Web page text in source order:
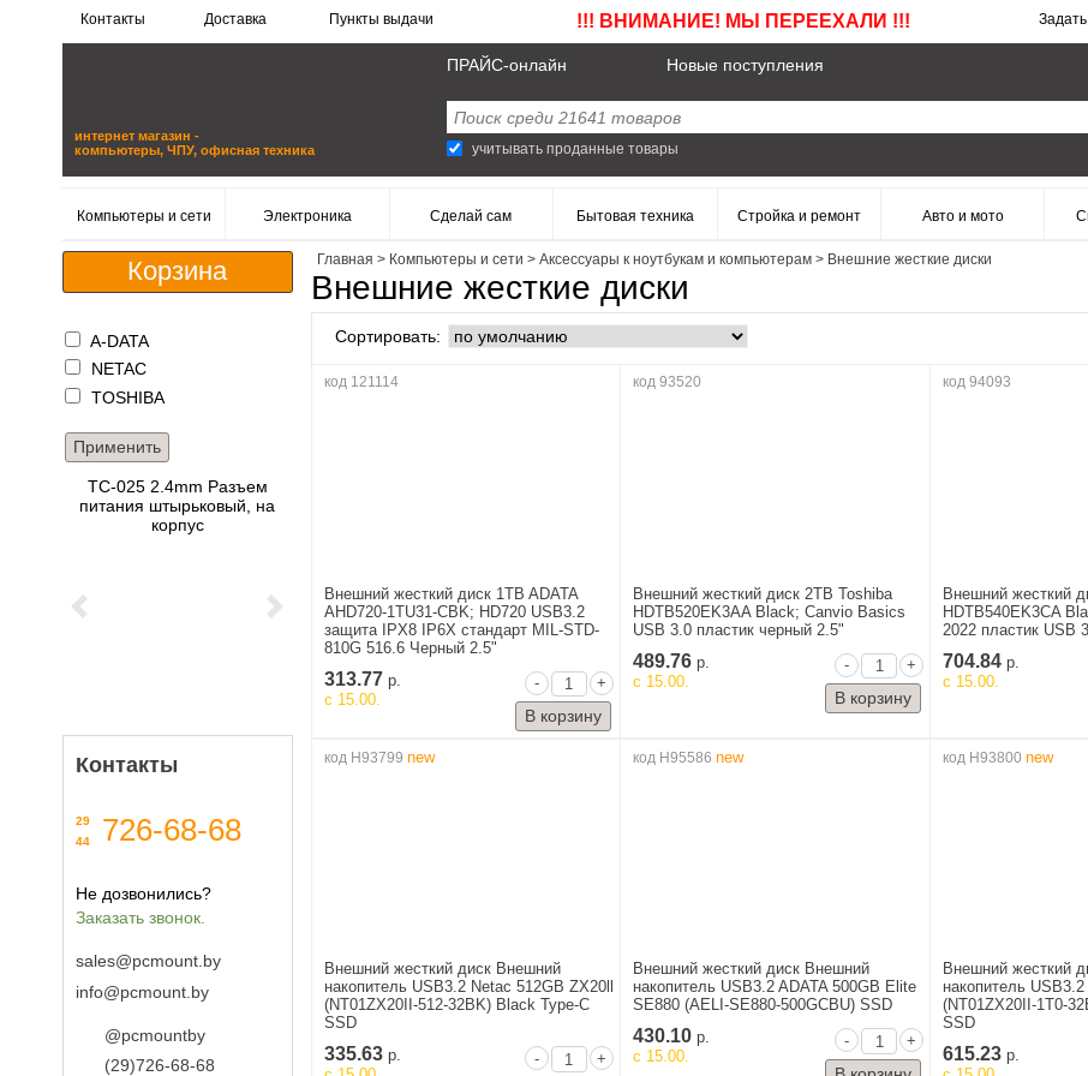
Контакты Доставка Пункты выдачи !!! ВНИМАНИЕ! МЫ ПЕРЕЕХАЛИ !!!
интернет магазин -
компьютеры, ЧПУ, офисная техника
ПРАЙС-онлайн Новые поступления
учитывать проданные товары
Компьютеры и сети Электроника Сделай сам Бытовая техника Стройка и ремонт Авто и мото
Корзина
A-DATA
NETAC
TOSHIBA
TC-025 2.4mm Разъем
питания штырьковый, на
корпус
Previous Next
Контакты
29
44
726-68-68
Не дозвонились?
Заказать звонок.
sales@pcmount.by
info@pcmount.by
@pcmountby
(29)726-68-68
Главная > Компьютеры и сети > Аксессуары к ноутбукам и компьютерам> Внешние жесткие диски
Внешние жесткие диски
Сортировать:
код 121114
Внешний жесткий диск 1TB ADATA
AHD720-1TU31-CBK; HD720 USB3.2
защита IPX8 IP6X стандарт MIL-STD-
810G 516.6 Черный 2.5"
313.77 р.
c 15.00.
- +
код 93520
Внешний жесткий диск 2TB Toshiba
HDTB520EK3AA Black; Canvio Basics
USB 3.0 пластик черный 2.5"
489.76р.
c 15.00.
- +
код 94093
Внешний жесткий
HDTB540EK3CA
2022 пластик USB
704.84 р.
c 15.00.
код H93799 new
Внешний жесткий диск Внешний
накопитель USB3.2 Netac 512GB ZX20ll
(NT01ZX20II-512-32BK) Black Type-C
SSD
335.63р. - +
код H95586 new
Внешний жесткий диск Внешний
накопитель USB3.2 ADATA 500GB Elite
SE880 (AELI-SE880-500GCBU) SSD
430.10р.
c 15.00.
- +
код H93800 new
Внешний жесткий
накопитель
(NT01ZX20II-1T0-
SSD
615.23 р.